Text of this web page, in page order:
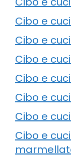
Cibo e
Cibo e
Cibo e
Cibo e
Cibo e
Cibo e
Cibo e